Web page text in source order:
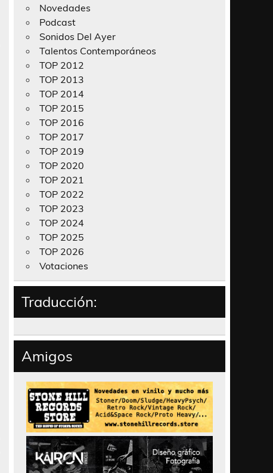
Novedades
Podcast
Sonidos Del Ayer
Talentos Contemporáneos
TOP 2012
TOP 2013
TOP 2014
TOP 2015
TOP 2016
TOP 2017
TOP 2019
TOP 2020
TOP 2021
TOP 2022
TOP 2023
TOP 2024
TOP 2025
TOP 2026
Votaciones
Traducción:
Amigos